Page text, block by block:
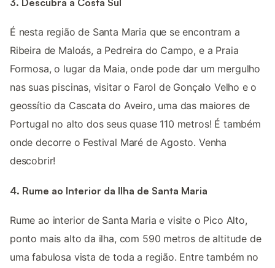
3. Descubra a Costa Sul
É nesta região de Santa Maria que se encontram a
Ribeira de Maloás, a Pedreira do Campo, e a Praia
Formosa, o lugar da Maia, onde pode dar um mergulho
nas suas piscinas, visitar o Farol de Gonçalo Velho e o
geossítio da Cascata do Aveiro, uma das maiores de
Portugal no alto dos seus quase 110 metros! É também
onde decorre o Festival Maré de Agosto. Venha
descobrir!
4. Rume ao Interior da Ilha de Santa Maria
Rume ao interior de Santa Maria e visite o Pico Alto,
ponto mais alto da ilha, com 590 metros de altitude de
uma fabulosa vista de toda a região. Entre também no